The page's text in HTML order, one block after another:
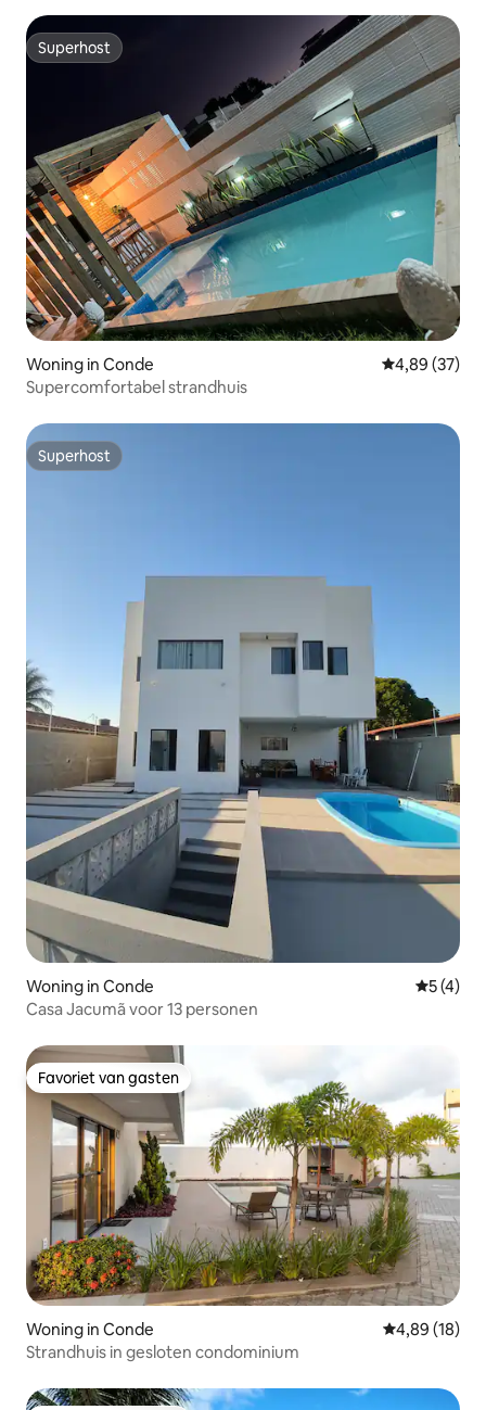
Superhost
Superhost
Woning in Conde Gemiddelde
4,89 (37)
Supercomfortabel strandhuis
Superhost
Superhost
Woning in Conde
5 (4)
Casa Jacumã voor 13 personen
Favoriet van gasten
Favoriet van gasten
Woning in Conde Gemiddelde
4,89 (18)
Strandhuis in gesloten condominium